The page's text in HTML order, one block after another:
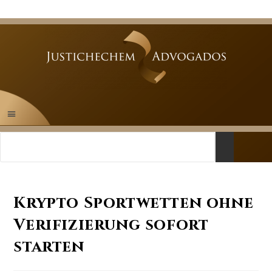
Krypto Sportwetten ohne
Verifizierung sofort
starten